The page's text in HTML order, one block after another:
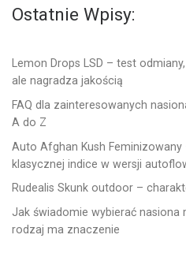
Ostatnie Wpisy:
Lemon Drops LSD – test
ale nagradza jakością
FAQ dla zainteresowanych
A do Z
Auto Afghan Kush
klasycznej indice w wersji
Rudealis Skunk outdoor –
Jak świadomie wybierać nasiona
rodzaj ma znaczenie